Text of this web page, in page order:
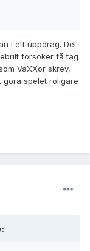
i ett uppdrag. Det
försöker få tag
VaXXor skrev,
göra spelet roligare